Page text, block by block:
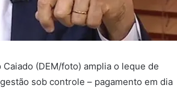
(DEM/foto) amplia o leque de
sob controle – pagamento em dia